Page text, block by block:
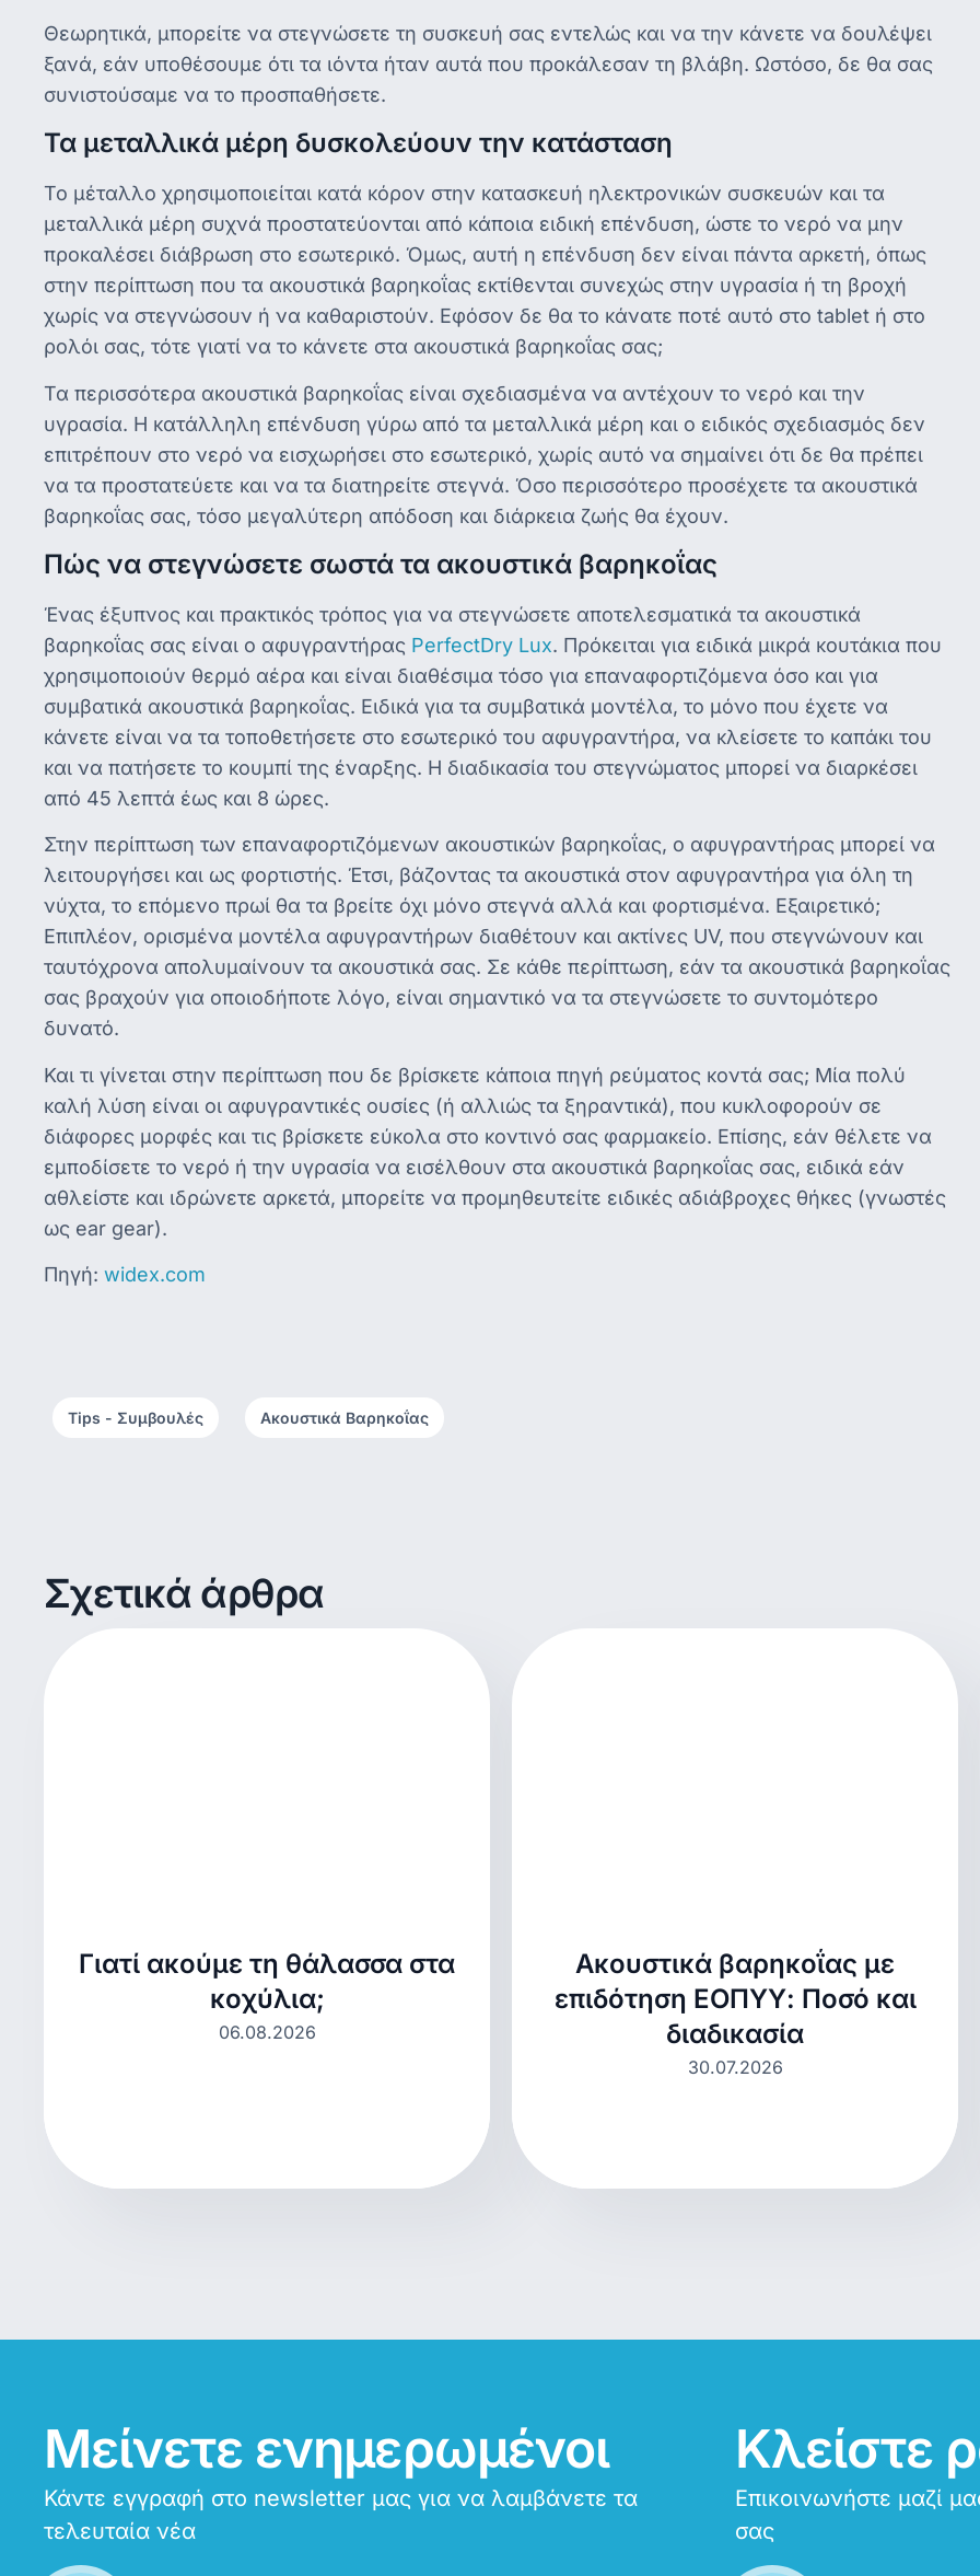
Θεωρητικά, μπορείτε να στεγνώσετε τη συσκευή σας εντελώς και να την κάνετε να δουλέψει
ξανά, εάν υποθέσουμε ότι τα ιόντα ήταν αυτά που προκάλεσαν τη βλάβη. Ωστόσο, δε θα σας
συνιστούσαμε να το προσπαθήσετε.
Τα μεταλλικά μέρη δυσκολεύουν την κατάσταση
Το μέταλλο χρησιμοποιείται κατά κόρον στην κατασκευή ηλεκτρονικών συσκευών και τα
μεταλλικά μέρη συχνά προστατεύονται από κάποια ειδική επένδυση, ώστε το νερό να μην
προκαλέσει διάβρωση στο εσωτερικό. Όμως, αυτή η επένδυση δεν είναι πάντα αρκετή, όπως
στην περίπτωση που τα ακουστικά βαρηκοΐας εκτίθενται συνεχώς στην υγρασία ή τη βροχή
χωρίς να στεγνώσουν ή να καθαριστούν. Εφόσον δε θα το κάνατε ποτέ αυτό στο tablet ή στο
ρολόι σας, τότε γιατί να το κάνετε στα ακουστικά βαρηκοΐας σας;
Τα περισσότερα ακουστικά βαρηκοΐας είναι σχεδιασμένα να αντέχουν το νερό και την
υγρασία. Η κατάλληλη επένδυση γύρω από τα μεταλλικά μέρη και ο ειδικός σχεδιασμός δεν
επιτρέπουν στο νερό να εισχωρήσει στο εσωτερικό, χωρίς αυτό να σημαίνει ότι δε θα πρέπει
να τα προστατεύετε και να τα διατηρείτε στεγνά. Όσο περισσότερο προσέχετε τα ακουστικά
βαρηκοΐας σας, τόσο μεγαλύτερη απόδοση και διάρκεια ζωής θα έχουν.
Πώς να στεγνώσετε σωστά τα ακουστικά βαρηκοΐας
Ένας έξυπνος και πρακτικός τρόπος για να στεγνώσετε αποτελεσματικά τα ακουστικά
βαρηκοΐας σας είναι ο αφυγραντήρας PerfectDry Lux. Πρόκειται για ειδικά μικρά κουτάκια που
χρησιμοποιούν θερμό αέρα και είναι διαθέσιμα τόσο για επαναφορτιζόμενα όσο και για
συμβατικά ακουστικά βαρηκοΐας. Ειδικά για τα συμβατικά μοντέλα, το μόνο που έχετε να
κάνετε είναι να τα τοποθετήσετε στο εσωτερικό του αφυγραντήρα, να κλείσετε το καπάκι του
και να πατήσετε το κουμπί της έναρξης. Η διαδικασία του στεγνώματος μπορεί να διαρκέσει
από 45 λεπτά έως και 8 ώρες.
Στην περίπτωση των επαναφορτιζόμενων ακουστικών βαρηκοΐας, ο αφυγραντήρας μπορεί να
λειτουργήσει και ως φορτιστής. Έτσι, βάζοντας τα ακουστικά στον αφυγραντήρα για όλη τη
νύχτα, το επόμενο πρωί θα τα βρείτε όχι μόνο στεγνά αλλά και φορτισμένα. Εξαιρετικό;
Επιπλέον, ορισμένα μοντέλα αφυγραντήρων διαθέτουν και ακτίνες UV, που στεγνώνουν και
ταυτόχρονα απολυμαίνουν τα ακουστικά σας. Σε κάθε περίπτωση, εάν τα ακουστικά βαρηκοΐας
σας βραχούν για οποιοδήποτε λόγο, είναι σημαντικό να τα στεγνώσετε το συντομότερο
δυνατό.
Και τι γίνεται στην περίπτωση που δε βρίσκετε κάποια πηγή ρεύματος κοντά σας; Μία πολύ
καλή λύση είναι οι αφυγραντικές ουσίες (ή αλλιώς τα ξηραντικά), που κυκλοφορούν σε
διάφορες μορφές και τις βρίσκετε εύκολα στο κοντινό σας φαρμακείο. Επίσης, εάν θέλετε να
εμποδίσετε το νερό ή την υγρασία να εισέλθουν στα ακουστικά βαρηκοΐας σας, ειδικά εάν
αθλείστε και ιδρώνετε αρκετά, μπορείτε να προμηθευτείτε ειδικές αδιάβροχες θήκες (γνωστές
ως ear gear).
Πηγή: widex.com
Tips - Συμβουλές Ακουστικά Βαρηκοΐας
Σχετικά άρθρα
Γιατί ακούμε τη θάλασσα στα
κοχύλια;
06.08.2026
Ακουστικά βαρηκοΐας με
επιδότηση ΕΟΠΥΥ: Ποσό και
διαδικασία
30.07.2026
Μείνετε ενημερωμένοι
Κάντε εγγραφή στο newsletter μας για να λαμβάνετε τα
τελευταία νέα
Κλείστε
Επικοινωνήστε μαζί
σας